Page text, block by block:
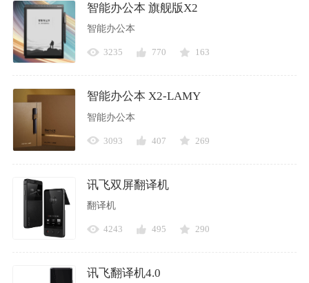
智能办公本 旗舰版X2
智能办公本
3235 770 163
智能办公本 X2-LAMY
智能办公本
3093 407 269
讯飞双屏翻译机
翻译机
4243 495 290
讯飞翻译机4.0